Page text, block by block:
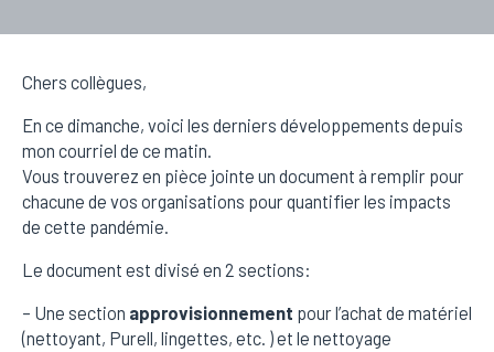
Chers collègues,
En ce dimanche, voici les derniers développements depuis
mon courriel de ce matin.
Vous trouverez en pièce jointe un document à remplir pour
chacune de vos organisations pour quantifier les impacts
de cette pandémie.
Le document est divisé en 2 sections:
– Une section approvisionnement pour l’achat de matériel
(nettoyant, Purell, lingettes, etc. ) et le nettoyage